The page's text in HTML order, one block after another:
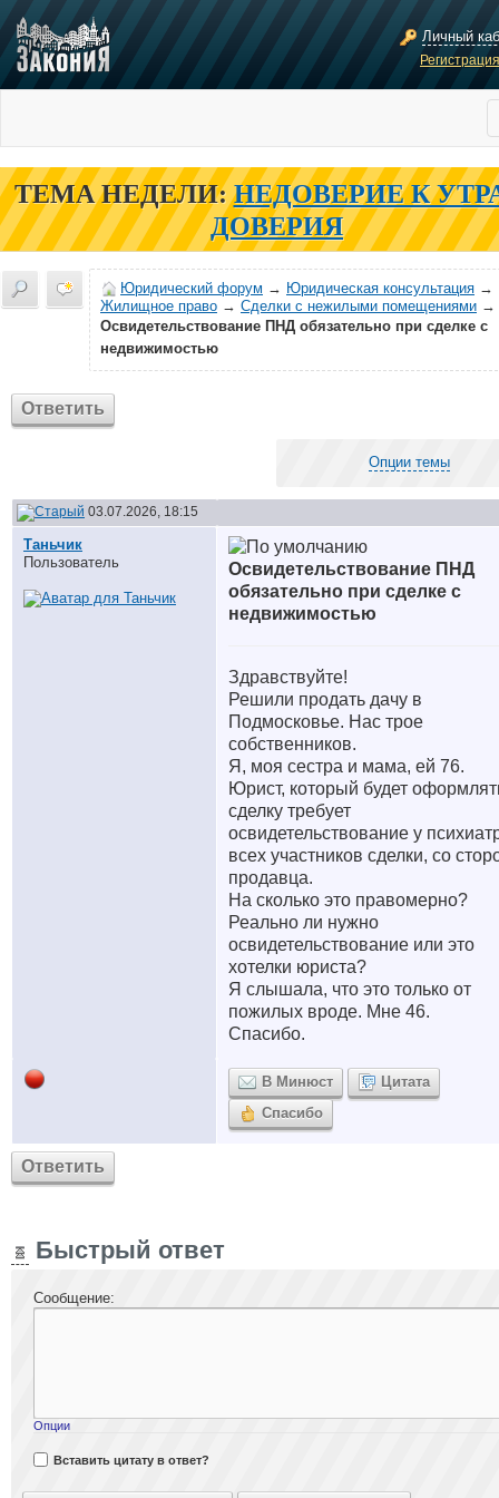
Личный
ТЕМА НЕДЕЛИ: НЕДОВЕРИЕ К
ДОВЕРИЯ
Юридический форум → Юридическая консультация →
Жилищное право → Сделки с нежилыми помещениями →
Освидетельствование ПНД обязательно при сделке с
недвижимостью
Ответить
Опции темы
03.07.2026, 18:15
Таньчик
Пользователь
Освидетельствование ПНД
обязательно при сделке с
недвижимостью
Здравствуйте!
Решили продать дачу в
Подмосковье. Нас трое
собственников.
Я, моя сестра и мама, ей 76.
Юрист, который будет
сделку требует
освидетельствование у
всех участников сделки, со
продавца.
На сколько это правомерно?
Реально ли нужно
освидетельствование или это
хотелки юриста?
Я слышала, что это только от
пожилых вроде. Мне 46.
Спасибо.
В Минюст
Цитата
Спасибо
Ответить
Быстрый ответ
Сообщение:
Опции
Вставить цитату в ответ?